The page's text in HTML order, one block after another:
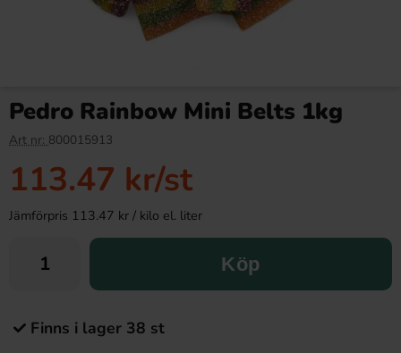
Pedro Rainbow Mini Belts 1kg
Art nr: 800015913
113.47 kr/st
Jämförpris 113.47 kr / kilo el. liter
Köp
Finns i lager 38 st